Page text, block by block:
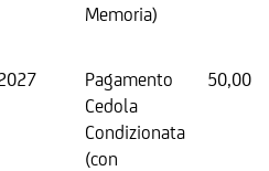
Memoria)
Pagamento
Cedola
Condizionata
(con
50,00